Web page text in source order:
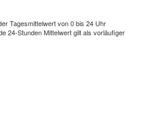
Tagesmittelwert von 0 bis 24 Uhr
24-Stunden Mittelwert gilt als vorläufiger